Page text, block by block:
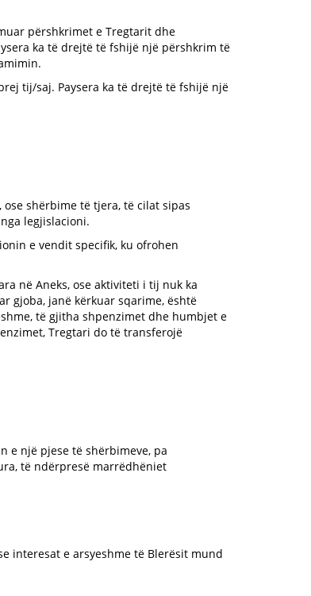
përshkrimet e Tregtarit dhe
ka të drejtë të fshijë një përshkrim të
tij/saj. Paysera ka të drejtë të fshijë një
shërbime të tjera, të cilat sipas
legjislacioni.
e vendit specifik, ku ofrohen
në Aneks, ose aktiviteti i tij nuk ka
gjoba, janë kërkuar sqarime, është
të gjitha shpenzimet dhe humbjet e
Tregtari do të transferojë
e një pjese të shërbimeve, pa
të ndërpresë marrëdhëniet
interesat e arsyeshme të Blerësit mund